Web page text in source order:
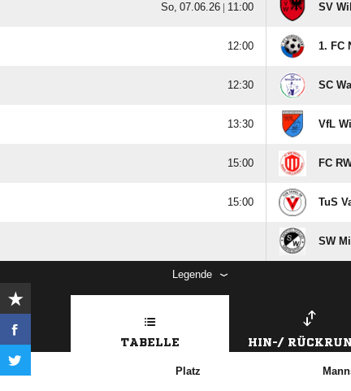
  |  SV
 1. FC
 SC
 VfL
 FC
 TuS
SW
Legende
TABELLE HIN-/
Platz